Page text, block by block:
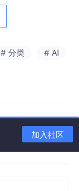
# 分类
# AI
加入社区